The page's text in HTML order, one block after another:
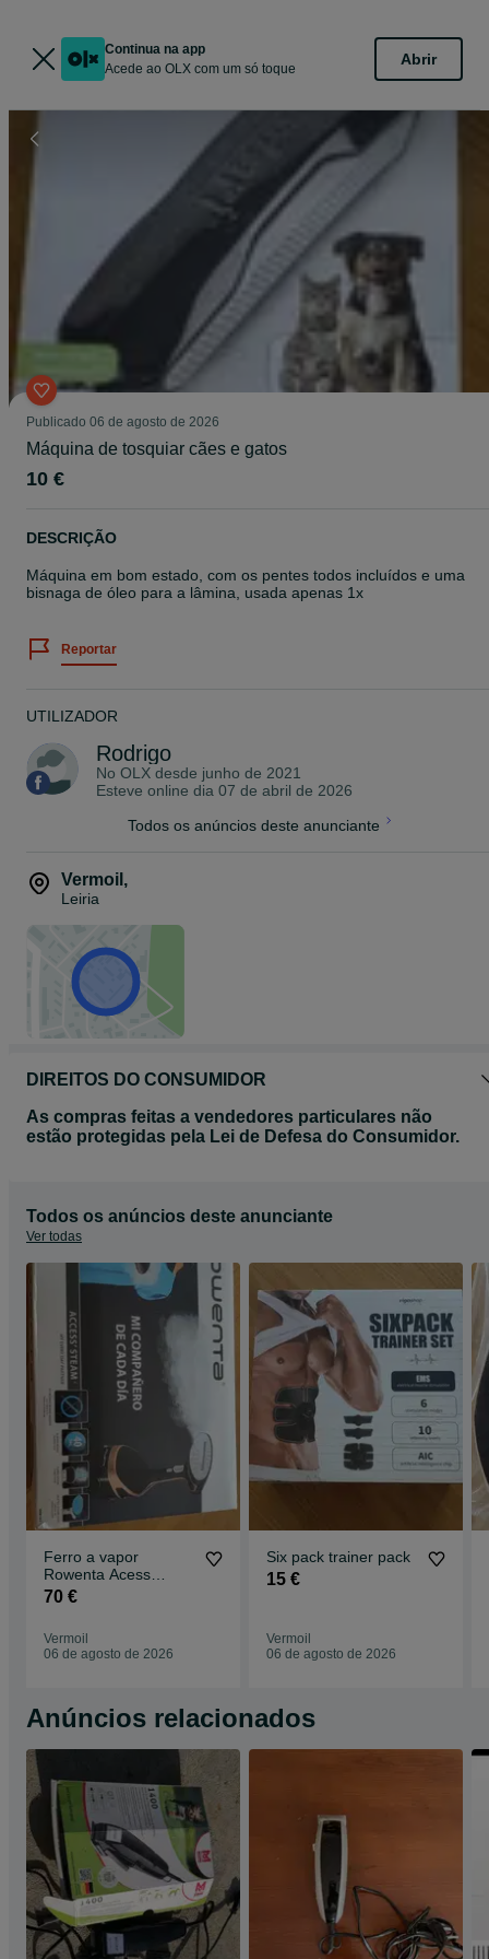
Continua na app
Acede ao OLX com um só toque
Abrir
Publicado 06 de agosto de 2026
Máquina de tosquiar cães e gatos
10 €
DESCRIÇÃO
Máquina em bom estado, com os pentes todos incluídos e uma
bisnaga de óleo para a lâmina, usada apenas 1x
Reportar
UTILIZADOR
Rodrigo
No OLX desde junho de 2021
Esteve online dia 07 de abril de 2026
Todos os anúncios deste anunciante
Vermoil ,
Leiria
DIREITOS DO CONSUMIDOR
As compras feitas a vendedores particulares não
estão protegidas pela Lei de Defesa do Consumidor.
Todos os anúncios deste anunciante
Ver todas
Ferro a vapor
Rowenta Acess
Steam
70 €
Vermoil
06 de agosto de 2026
Six pack trainer pack
15 €
Vermoil
06 de agosto de 2026
Anúncios relacionados